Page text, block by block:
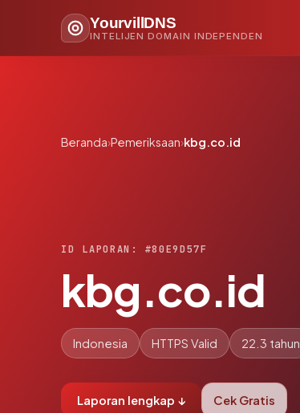
YourvillDNS
INTELIJEN DOMAIN INDEPENDEN
Beranda›Pemeriksaan›kbg.co.id
ID LAPORAN: #80E9D57F
kbg.co.id
Indonesia HTTPS Valid 22.3 tahun
Laporan lengkap ↓ Cek Gratis